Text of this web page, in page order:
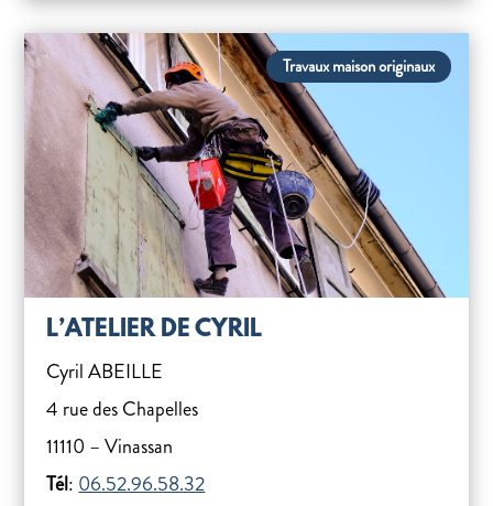
Travaux maison originaux
L’ATELIER DE CYRIL
Cyril ABEILLE
4 rue des Chapelles
11110 – Vinassan
Tél: 06.52.96.58.32